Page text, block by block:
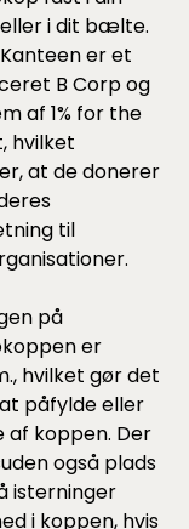
i dit bælte.
er et
B Corp og
af 1% for the
hvilket
at de donerer
til
på
er
hvilket gør det
påfylde eller
koppen. Der
også plads
isterninger
i koppen, hvis